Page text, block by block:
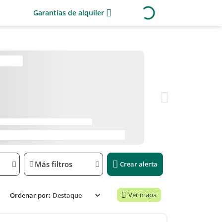
Garantías de alquiler
Más filtros Crear alerta
Ordenar por: Ver mapa